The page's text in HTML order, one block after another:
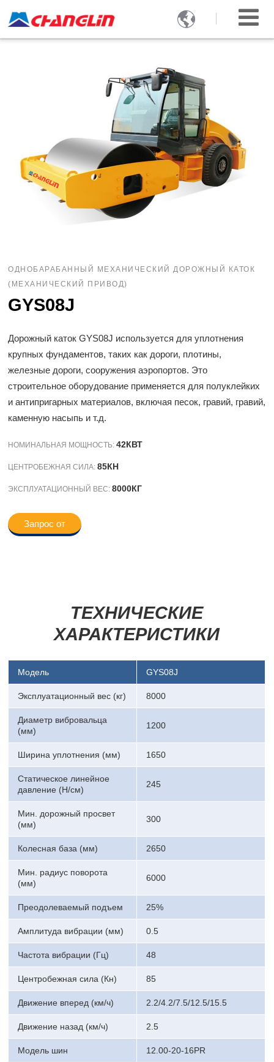

ОДНОБАРАБАННЫЙ МЕХАНИЧЕСКИЙ ДОРОЖНЫЙ КАТОК
(МЕХАНИЧЕСКИЙ ПРИВОД)
GYS08J
Дорожный каток GYS08J используется для уплотнения
крупных фундаментов, таких как дороги, плотины,
железные дороги, сооружения аэропортов. Это
строительное оборудование применяется для полуклейких
и антипригарных материалов, включая песок, гравий, гравий,
каменную насыпь и т.д.
НОМИНАЛЬНАЯ МОЩНОСТЬ:42КВТ
ЦЕНТРОБЕЖНАЯ СИЛА:85КН
ЭКСПЛУАТАЦИОННЫЙ ВЕС:8000КГ
Запрос от
ТЕХНИЧЕСКИЕ
ХАРАКТЕРИСТИКИ
Модель GYS08J
Эксплуатационный вес (кг) 8000
Диаметр вибровальца
(мм)
1200
Ширина уплотнения (мм) 1650
Статическое линейное
давление (Н/см)
245
Мин. дорожный просвет
(мм)
300
Колесная база (мм) 2650
Мин. радиус поворота
(мм)
6000
Преодолеваемый подъем 25%
Амплитуда вибрации (мм) 0.5
Частота вибрации (Гц) 48
Центробежная сила (Кн) 85
Движение вперед (км/ч) 2.2/4.2/7.5/12.5/15.5
Движение назад (км/ч) 2.5
Модель шин 12.00-20-16PR